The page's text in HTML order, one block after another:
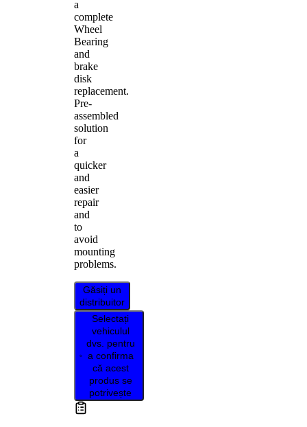
a
complete
Wheel
Bearing
and
brake
disk
replacement.
Pre-
assembled
solution
for
a
quicker
and
easier
repair
and
to
avoid
mounting
problems.
Găsiți un
distribuitor
Selectați
vehiculul
dvs. pentru
a confirma
că acest
produs se
potrivește